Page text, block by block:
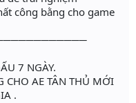
công bằng cho game
7 NGÀY.
CHO AE TÂN THỦ MỚI
.